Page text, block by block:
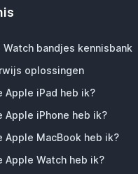
Watch bandjes kennisbank
oplossingen
Apple iPad heb ik?
Apple iPhone heb ik?
Apple MacBook heb ik?
Apple Watch heb ik?